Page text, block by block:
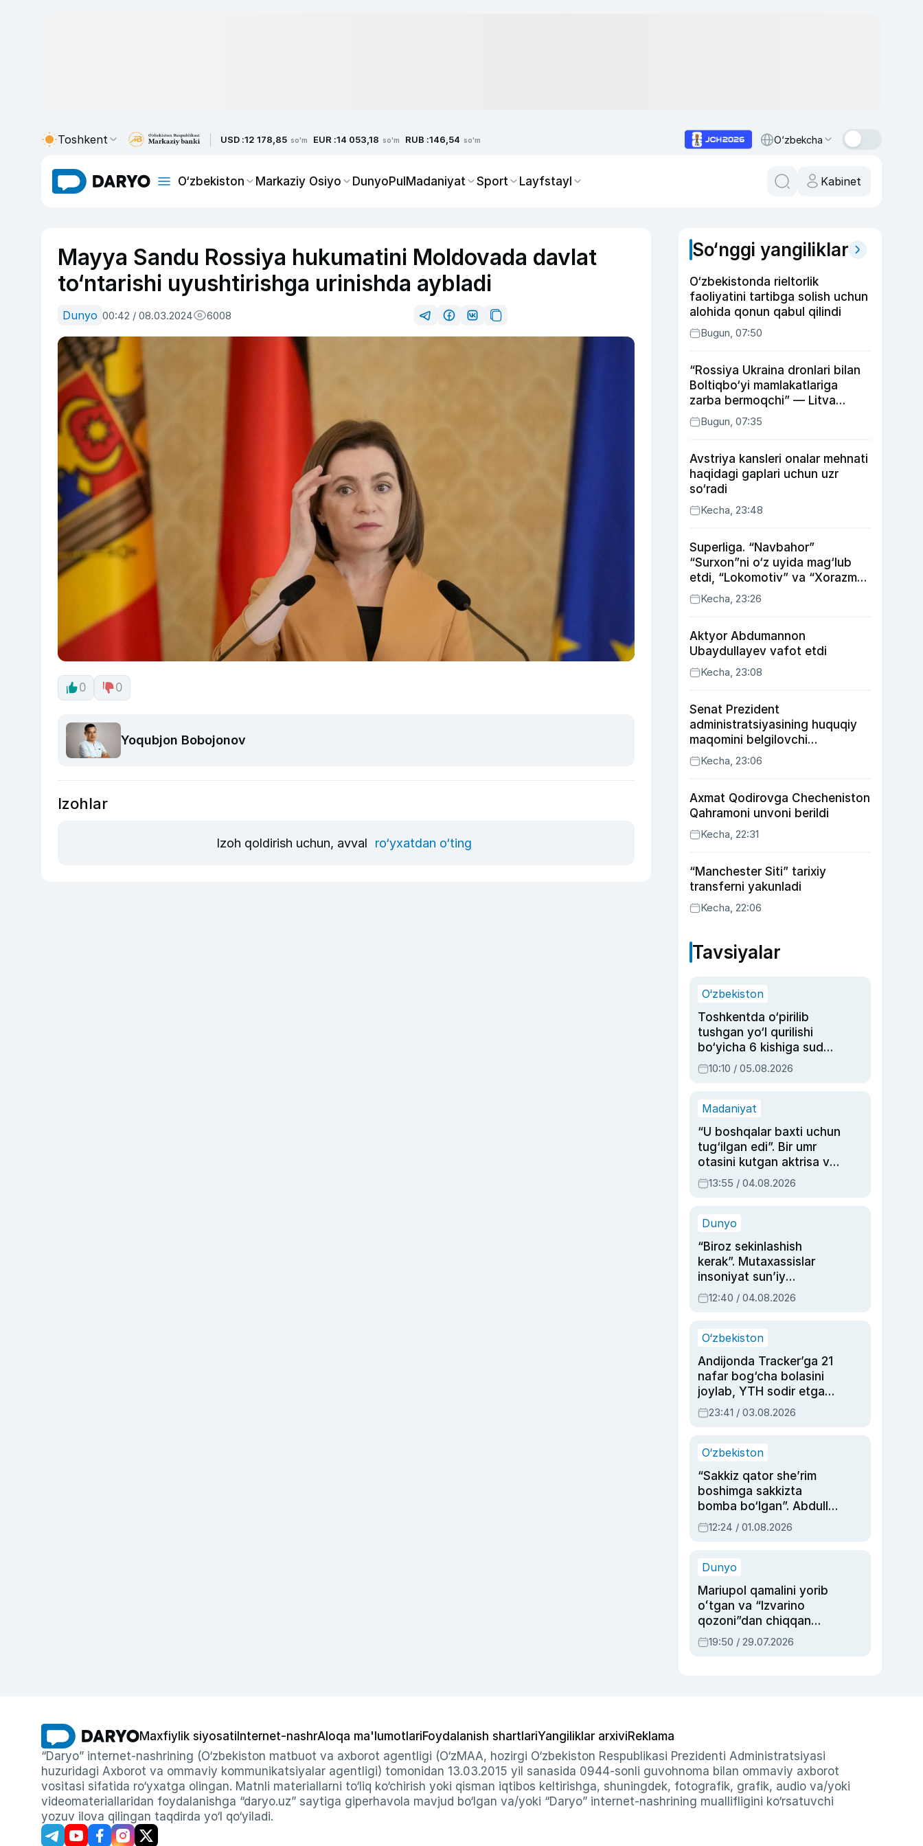
Toshkent USD :12 178,85 so'm EUR :14 053,18 so'm RUB :146,54 so'm O‘zbekcha
O‘zbekiston Markaziy Osiyo DunyoPulMadaniyat Sport Layfstayl Kabinet
Mayya Sandu Rossiya hukumatini Moldovada davlat
to‘ntarishi uyushtirishga urinishda aybladi
Dunyo 00:42 / 08.03.2024 6008
0 0
Yoqubjon Bobojonov
Izohlar
Izoh qoldirish uchun, avval ro‘yxatdan o‘ting
So‘nggi yangiliklar
O‘zbekistonda rieltorlik
faoliyatini tartibga solish uchun
alohida qonun qabul qilindi
Bugun, 07:50
“Rossiya Ukraina dronlari bilan
Boltiqbo‘yi mamlakatlariga
zarba bermoqchi” — Litva
mudofaa vaziri
Bugun, 07:35
Avstriya kansleri onalar mehnati
haqidagi gaplari uchun uzr
so‘radi
Kecha, 23:48
Superliga. “Navbahor”
“Surxon”ni o‘z uyida mag‘lub
etdi, “Lokomotiv” va “Xorazm”
uyda g‘alaba qozondi
Kecha, 23:26
Aktyor Abdu­mannon
Ubaydullayev vafot etdi
Kecha, 23:08
Senat Prezident
administratsiyasining huquqiy
maqomini belgilovchi
konstitutsiyaviy qonunni
ma’qulladi
Kecha, 23:06
Axmat Qodirovga Checheniston
Qahramoni unvoni berildi
Kecha, 22:31
“Manchester Siti” tarixiy
transferni yakunladi
Kecha, 22:06
Tavsiyalar
O‘zbekiston
Toshkentda o‘pirilib
tushgan yo‘l qurilishi
bo‘yicha 6 kishiga sud
hukmi o‘qildi
10:10 / 05.08.2026
Madaniyat
“U boshqalar baxti uchun
tug‘ilgan edi”. Bir umr
otasini kutgan aktrisa va
dublyaj ustasi Rimma
Ahmedovaning
13:55 / 04.08.2026
Dunyo
“Biroz sekinlashish
kerak”. Mutaxassislar
insoniyat sun’iy
intellektni boshqara
olmay qolishidan xavotir
12:40 / 04.08.2026
O‘zbekiston
Andijonda Tracker’ga 21
nafar bog‘cha bolasini
joylab, YTH sodir etgan
ayolga sud hukmi o‘qildi
23:41 / 03.08.2026
O‘zbekiston
“Sakkiz qator she’rim
boshimga sakkizta
bomba bo‘lgan”. Abdulla
Oripovni siyosiy
ayblovlardan asrab
12:24 / 01.08.2026
Dunyo
Mariupol qamalini yorib
oʻtgan va “Izvarino
qozoni”dan chiqqan
qahramon — Ukraina
armiyasi bosh
19:50 / 29.07.2026
Maxfiylik siyosati Internet-nashrAloqa ma'lumotlariFoydalanish shartlariYangiliklar arxiviReklama
“Daryo” internet-nashrining (O‘zbekiston matbuot va axborot agentligi (O‘zMAA, hozirgi O‘zbekiston Respublikasi Prezidenti Administratsiyasi
huzuridagi Axborot va ommaviy kommunikatsiyalar agentligi) tomonidan 13.03.2015 yil sanasida 0944-sonli guvohnoma bilan ommaviy axborot
vositasi sifatida ro‘yxatga olingan. Matnli materiallarni to‘liq ko‘chirish yoki qisman iqtibos keltirishga, shuningdek, fotografik, grafik, audio va/yoki
videomateriallaridan foydalanishga “daryo.uz” saytiga giperhavola mavjud bo‘lgan va/yoki “Daryo” internet-nashrining muallifligini ko‘rsatuvchi
yozuv ilova qilingan taqdirda yo‘l qo‘yiladi.